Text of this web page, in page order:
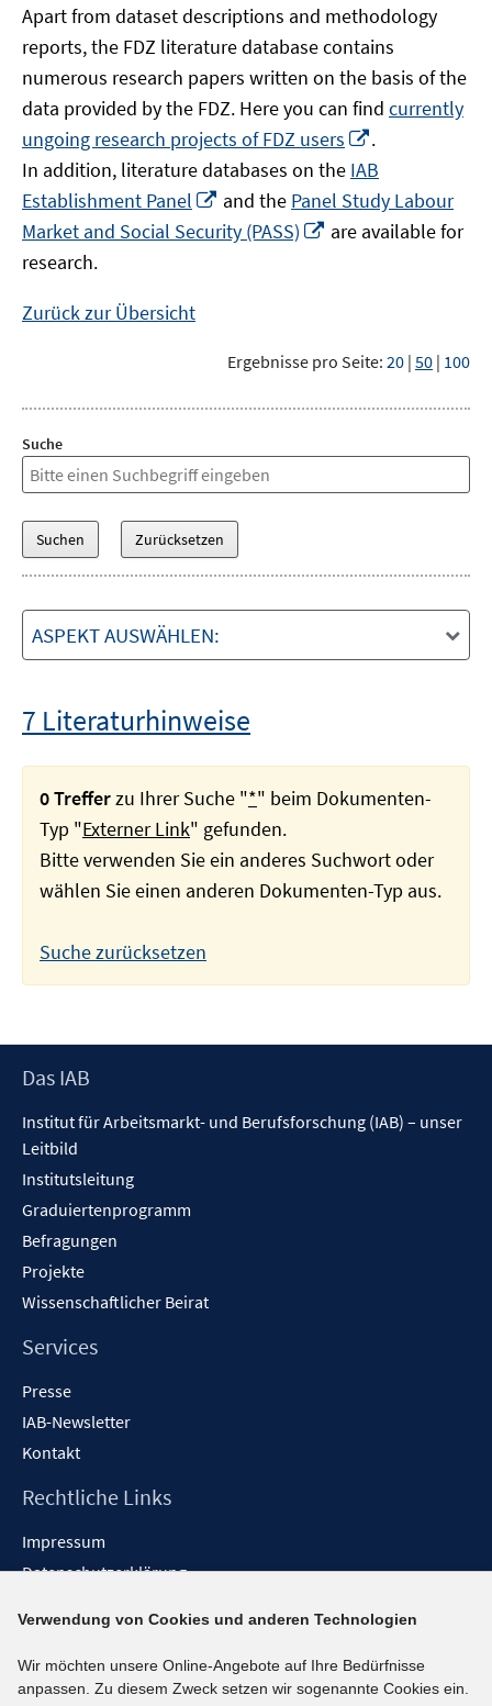
öffnen
Fenster
öffnen
Apart from dataset descriptions and methodology
reports, the FDZ literature database contains
numerous research papers written on the basis of the
data provided by the FDZ. Here you can find currently
ungoing research projects of FDZ users
neuem
Fenster
öffnen
.
In addition, literature databases on the IAB
Establishment Panel
In
neuem
Fenster
and the Panel Study Labour
Market and Social Security (PASS)
In
are available for
research.
Zurück zur Übersicht
Ergebnisse pro Seite: 20 | 50 | 100
Suche
ASPEKT AUSWÄHLEN:
7 Literaturhinweise
0 Trefferzu Ihrer Suche "*" beim Dokumenten-
Typ "Externer Link" gefunden.
Bitte verwenden Sie ein anderes Suchwort oder
wählen Sie einen anderen Dokumenten-Typ aus.
Suche zurücksetzen
Footer
Das IAB
Institut für Arbeitsmarkt- und Berufsforschung (IAB) – unser
Leitbild
Institutsleitung
Graduiertenprogramm
Befragungen
Projekte
Wissenschaftlicher Beirat
Services
Presse
IAB-Newsletter
Kontakt
Rechtliche Links
Impressum
Datenschutzerklärung
Barrieren melden
Social-Media-Kanäle
Verwendung von Cookies und anderen Technologien
Wir möchten unsere Online-Angebote auf Ihre Bedürfnisse
anpassen. Zu diesem Zweck setzen wir sogenannte Cookies ein.